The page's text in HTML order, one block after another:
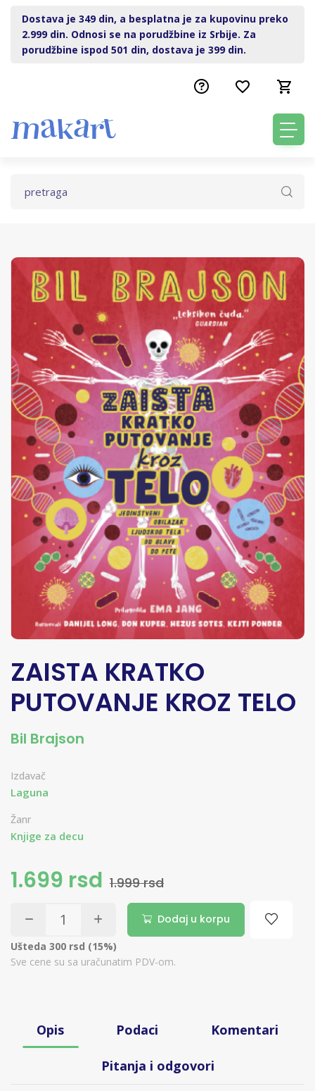
Dostava je 349 din, a besplatna je za kupovinu preko
2.999 din. Odnosi se na porudžbine iz Srbije. Za
porudžbine ispod 501 din, dostava je 399 din.
ZAISTA KRATKO
PUTOVANJE KROZ TELO
Bil Brajson
Izdavač
Laguna
Žanr
Knjige za decu
1.699 rsd 1.999 rsd
Dodaj u korpu
Ušteda 300 rsd (15%)
Sve cene su sa uračunatim PDV-om.
Opis Podaci Komentari
Pitanja i odgovori